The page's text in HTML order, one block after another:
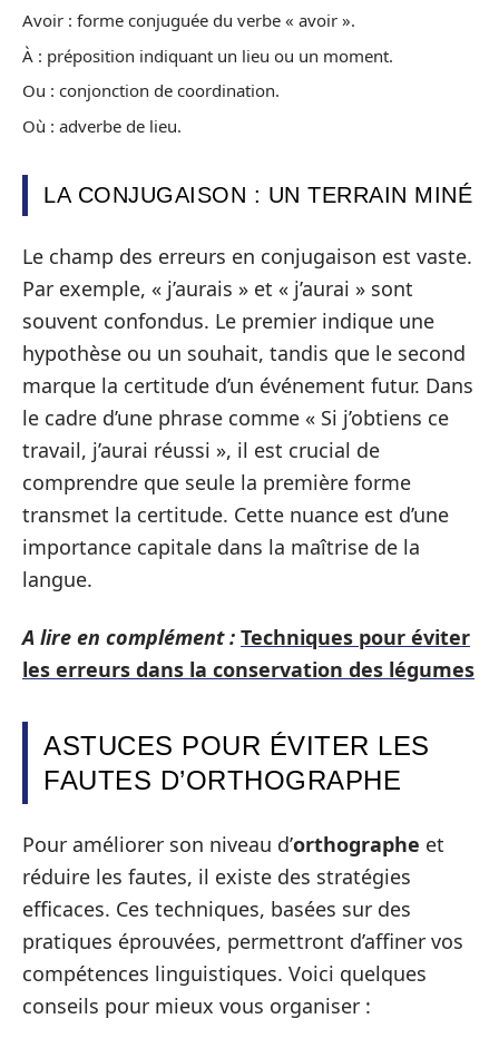
Avoir : forme conjuguée du verbe « avoir ».
À : préposition indiquant un lieu ou un moment.
Ou : conjonction de coordination.
Où : adverbe de lieu.
LA CONJUGAISON : UN TERRAIN MINÉ
Le champ des erreurs en conjugaison est vaste.
Par exemple, « j’aurais » et « j’aurai » sont
souvent confondus. Le premier indique une
hypothèse ou un souhait, tandis que le second
marque la certitude d’un événement futur. Dans
le cadre d’une phrase comme « Si j’obtiens ce
travail, j’aurai réussi », il est crucial de
comprendre que seule la première forme
transmet la certitude. Cette nuance est d’une
importance capitale dans la maîtrise de la
langue.
A lire en complément : Techniques pour éviter
les erreurs dans la conservation des légumes
ASTUCES POUR ÉVITER LES
FAUTES D’ORTHOGRAPHE
Pour améliorer son niveau d’orthographe et
réduire les fautes, il existe des stratégies
efficaces. Ces techniques, basées sur des
pratiques éprouvées, permettront d’affiner vos
compétences linguistiques. Voici quelques
conseils pour mieux vous organiser :